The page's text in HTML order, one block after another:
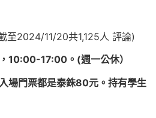
至2024/11/20共1,125人 評論)
10:00-17:00。(週一公休）
場門票都是泰銖80元。持有學生